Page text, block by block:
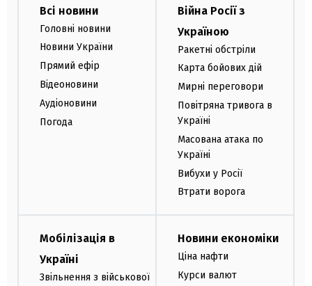
Всі новини
Головні новини
Новини України
Прямий ефір
Відеоновини
Аудіоновини
Погода
Війна Росії з
Україною
Ракетні обстріли
Карта бойових дій
Мирні переговори
Повітряна тривога в
Україні
Масована атака по
Україні
Вибухи у Росії
Втрати ворога
Мобілізація в
Україні
Звільнення з військової
Новини економіки
Ціна нафти
Курси валют